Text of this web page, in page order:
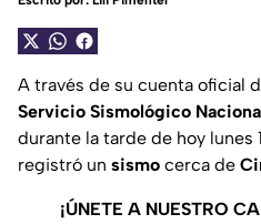
A través de su cuenta oficial
Servicio Sismológico
durante la tarde de hoy lunes
registró un sismo cerca de
¡ÚNETE A NUESTRO